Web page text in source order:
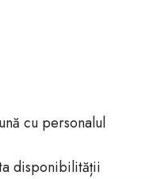
cu personalul
disponibilității